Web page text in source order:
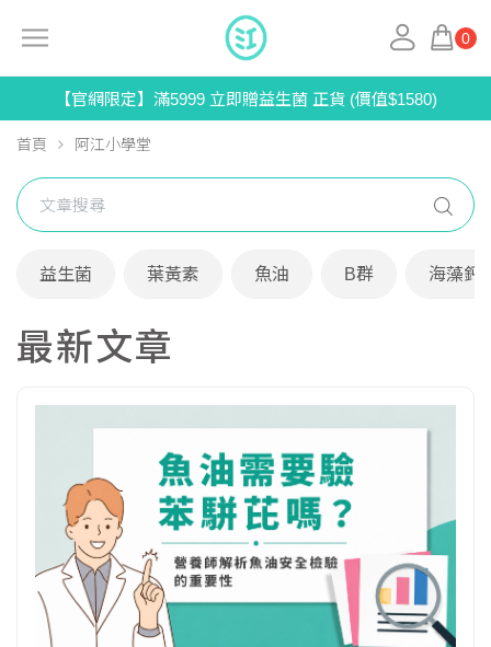
0
【官網限定】滿5999 立即贈益生菌 正貨 (價值$1580)
首頁 阿江小學堂
最新文章
益生菌 葉黃素 魚油 B群 海藻鈣